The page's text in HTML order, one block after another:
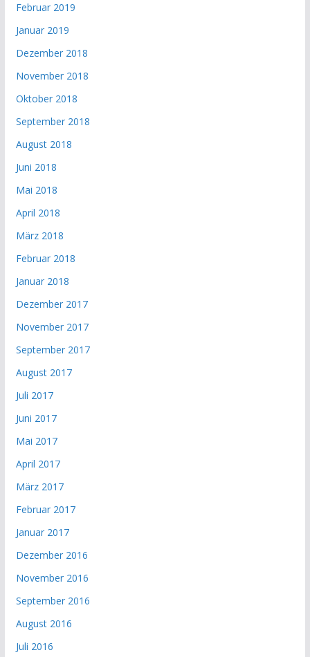
Februar 2019
Januar 2019
Dezember 2018
November 2018
Oktober 2018
September 2018
August 2018
Juni 2018
Mai 2018
April 2018
März 2018
Februar 2018
Januar 2018
Dezember 2017
November 2017
September 2017
August 2017
Juli 2017
Juni 2017
Mai 2017
April 2017
März 2017
Februar 2017
Januar 2017
Dezember 2016
November 2016
September 2016
August 2016
Juli 2016